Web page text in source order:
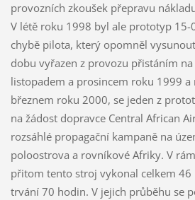
provozních zkoušek přepravu
V létě roku 1998 byl ale prototyp 15-
chybě pilota, který opomněl
dobu vyřazen z provozu přistáním
listopadem a prosincem roku 1999 a
březnem roku 2000, se jeden z
na žádost dopravce Central African
rozsáhlé propagační kampaně na
poloostrova a rovníkové Afriky. V
přitom tento stroj vykonal celkem 46
trvání 70 hodin. V jejich průběhu se